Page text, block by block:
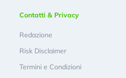
Contatti & Privacy
Redazione
Risk Disclaimer
Termini e Condizioni